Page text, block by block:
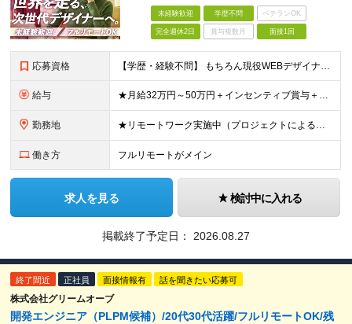
未経験歓迎 学歴不問 ベテランOK
完全週休2日 賞与複数月 面接1回
応募資格 【学歴・経験不問】 もちろん現役WEBデザイナーも大歓迎です！ ＊未経験者大歓迎！第二新卒歓迎/最短6ヶ月の充実研修/WEB面接可能＊ 「PCを触ったことがない・・・」 「スマホしか使ったことない
給与 ★月給32万円～50万円＋インセンティブ賞与＋決算賞与★ （30時間の固定残業代、一律月54,750円を含む。超過分は支給） ※経験・スキルを考慮の上、決定 ※昇給：随時あり 【インセンティブについ
勤務地 ★リモートワーク実施中（プロジェクトによる） ※一部フルリモートあり 【本社】 東京都千代田区五番町4-8 日立五番町ビル 5F 【その他勤務先】 ・北海道札幌市中央区大通東 ・宮城県仙台市青葉区
働き方 フルリモートがメイン
求人を見る 検討中に入れる
掲載終了予定日： 2026.08.27
終了間近 正社員 面接情報有 話を聞きたい応募可
株式会社グリームオーブ
開発エンジニア（PLPM候補）/20代30代活躍/フルリモートOK/残